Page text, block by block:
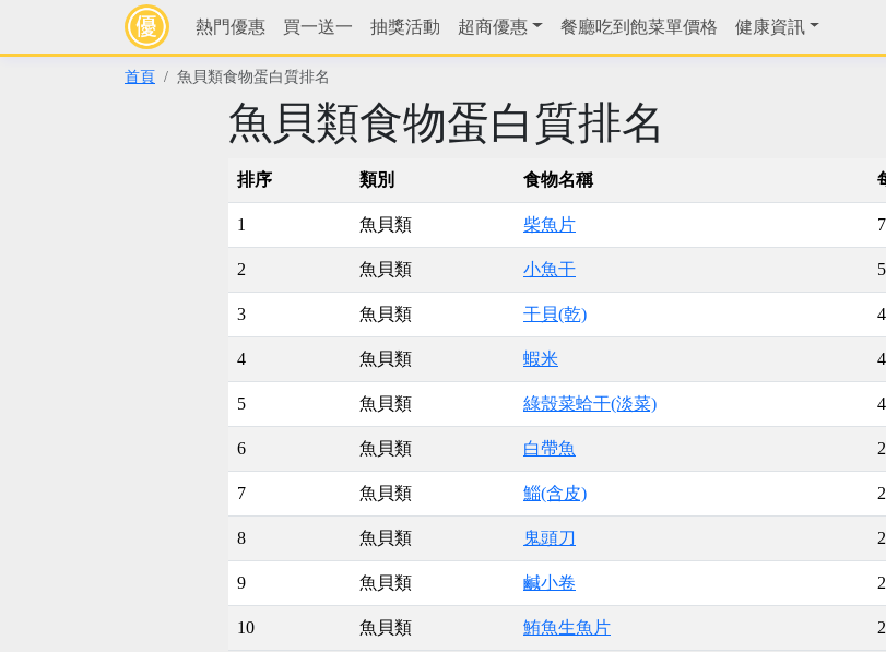
熱門優惠 買一送一 抽獎活動 超商優惠 餐廳吃到飽菜單價格 健康資訊
首頁 魚貝類食物蛋白質排名
魚貝類食物蛋白質排名
排序 類別 食物名稱
1 魚貝類 柴魚片
2 魚貝類 小魚干
3 魚貝類 干貝(乾)
4 魚貝類 蝦米
5 魚貝類 綠殼菜蛤干(淡菜)
6 魚貝類 白帶魚
7 魚貝類 鯔(含皮)
8 魚貝類 鬼頭刀
9 魚貝類 鹹小卷
10 魚貝類 鮪魚生魚片